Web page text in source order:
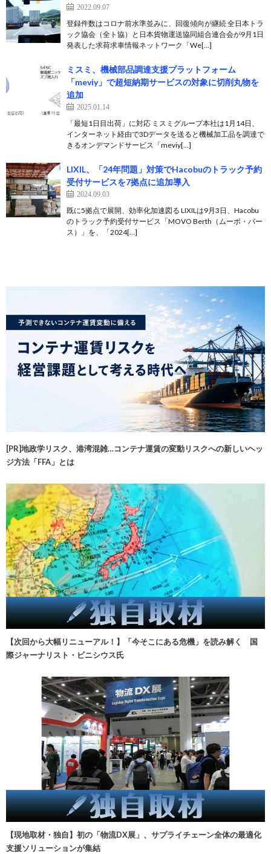
2022.09.07
登録件数はコロナ前水準並みに、回復傾向が継続 全日本トラ
ック協会（全ト協）と日本貨物運送協同組合連合会が9月1日
発表した求荷求車情報ネットワーク「We[…]
ミスミ、機械部品調達支援プラットフォーム
「meviy」で超短納期サービスの対象に切削丸物を
追加
2025.01.14
「最短1日目出荷」に対応 ミスミグループ本社は1月14日、
インターネット経由で3Dデータを送ると機械加工品を調達で
きるオンデマンドサービス「meviy[…]
LIXIL、「24年問題」対策でHacobuのトラック予約
受付サービスを7拠点に追加導入
2024.09.03
既に5拠点で展開、効率化加速図る LIXILは9月3日、Hacobu
のトラック予約受付サービス「MOVO Berth（ムーボ・バー
ス）」を、「2024[…]
[PR]地政学リスク、港湾混雑…コンテナ運賃の変動リスクへの新しいヘッ
ジ方法「FFA」とは
【次回から大幅リニューアル！】「今そこにある危機」を読み解く 国
際ジャーナリスト・ビニシウス氏
【現地取材・独自】初の「物流DX展」、サプライチェーン全体の最適化
支援ソリューションが集結